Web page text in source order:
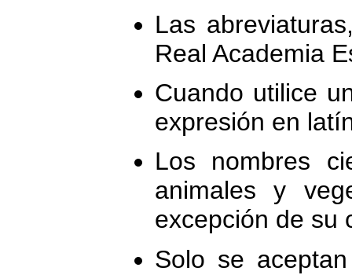
Las
Real Academia
Cuando utilice
expresión en
Los nombres
animales y
excepción de su
Solo se